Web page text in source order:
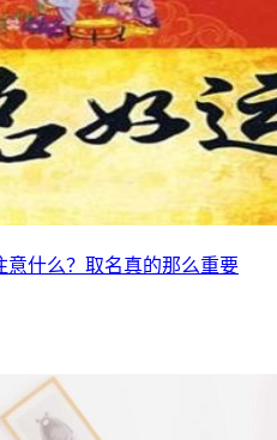
意什么？取名真的那么重要